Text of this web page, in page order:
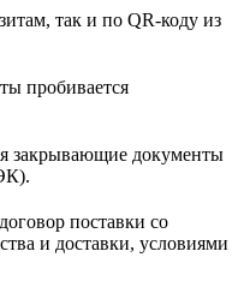
так и по QR-коду из
пробивается
закрывающие документы
поставки со
и доставки, условиями